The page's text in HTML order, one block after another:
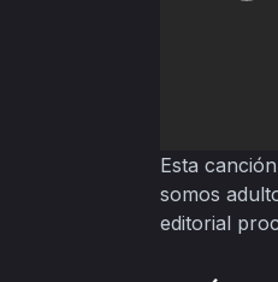
Esta
somos
editorial